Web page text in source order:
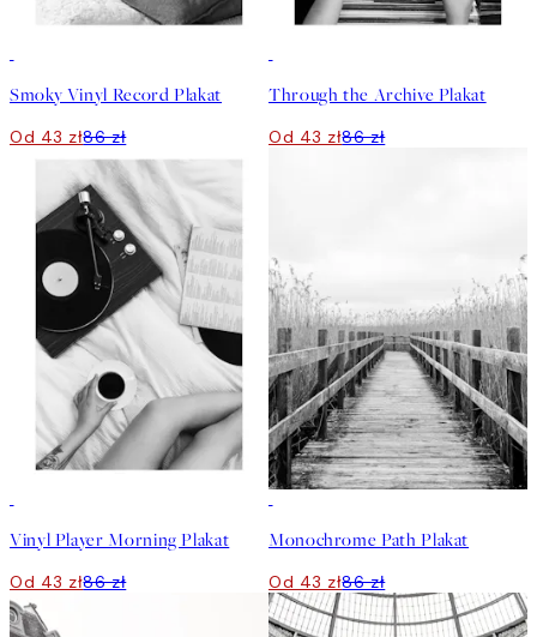
Smoky Vinyl Record Plakat
Od 43 zł86 zł
Through the Archive Plakat
Od 43 zł86 zł
Vinyl Player Morning Plakat
Od 43 zł86 zł
Monochrome Path Plakat
Od 43 zł86 zł